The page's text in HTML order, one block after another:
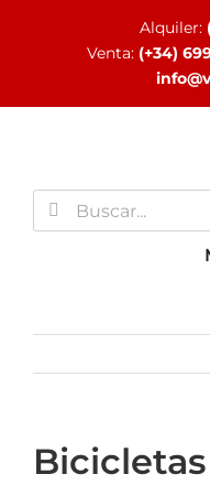
Alquiler:
Venta: (+34)
Buscar: